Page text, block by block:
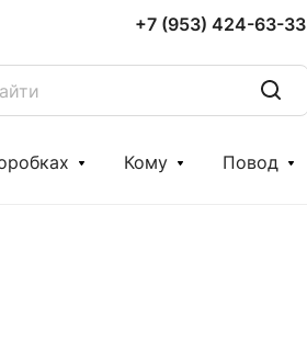
+7 (953) 424-63-33
Кому Повод